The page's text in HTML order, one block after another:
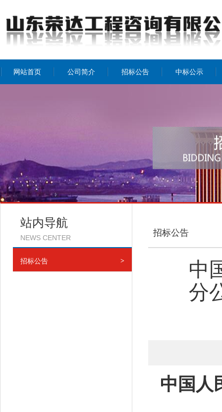
网站首页 公司简介 招标公告 中标公示
站内导航
NEWS CENTER
招标公告 >
招标公告
中
分
中国人